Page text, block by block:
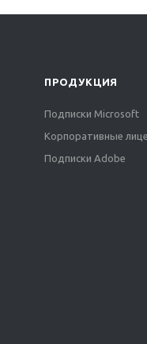
ПРОДУКЦИЯ
Подписки Microsoft
Корпоративные
Подписки Adobe